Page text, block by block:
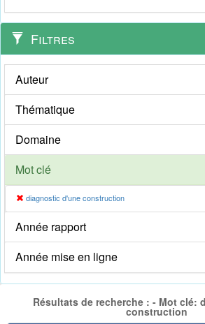
Filtres
Auteur
Thématique
Domaine
Mot clé
diagnostic d'une construction
Année rapport
Année mise en ligne
Résultats de recherche : - Mot clé:
construction